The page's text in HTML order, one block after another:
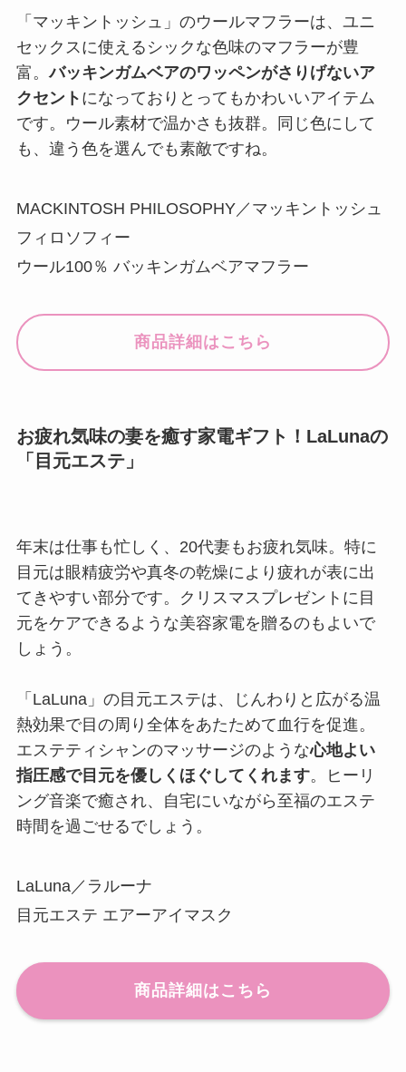
「マッキントッシュ」のウールマフラーは、ユニ
セックスに使えるシックな色味のマフラーが豊
富。バッキンガムベアのワッペンがさりげないア
クセント になっておりとってもかわいいアイテム
です。ウール素材で温かさも抜群。同じ色にして
も、違う色を選んでも素敵ですね。
MACKINTOSH PHILOSOPHY／マッキントッシュ
フィロソフィー
ウール100％ バッキンガムベアマフラー
商品詳細はこちら
お疲れ気味の妻を癒す家電ギフト！LaLunaの
「目元エステ」
年末は仕事も忙しく、20代妻もお疲れ気味。特に
目元は眼精疲労や真冬の乾燥により疲れが表に出
てきやすい部分です。クリスマスプレゼントに目
元をケアできるような美容家電を贈るのもよいで
しょう。
「LaLuna」の目元エステは、じんわりと広がる温
熱効果で目の周り全体をあたためて血行を促進。
エステティシャンのマッサージのような心地よい
指圧感で目元を優しくほぐしてくれます。ヒーリ
ング音楽で癒され、自宅にいながら至福のエステ
時間を過ごせるでしょう。
LaLuna／ラルーナ
目元エステ エアーアイマスク
商品詳細はこちら